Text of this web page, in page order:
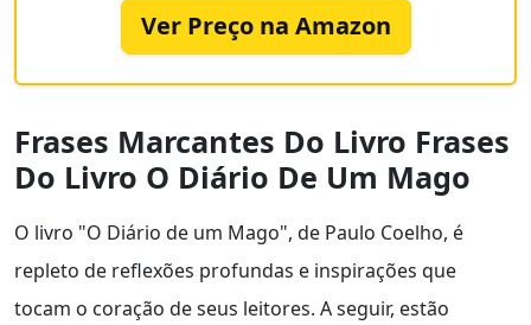
Ver Preço na Amazon
Frases Marcantes Do Livro Frases
Do Livro O Diário De Um Mago
O livro "O Diário de um Mago", de Paulo Coelho, é
repleto de reflexões profundas e inspirações que
tocam o coração de seus leitores. A seguir, estão